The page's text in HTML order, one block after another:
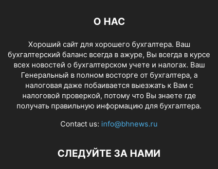
О НАС
Хороший сайт для хорошего бухгалтера. Ваш
бухгалтерский баланс всегда в ажуре, Вы всегда в курсе
всех новостей о бухгалтерском учете и налогах. Ваш
Генеральный в полном восторге от бухгалтера, а
налоговая даже побаивается выезжать к Вам с
налоговой проверкой, потому что Вы знаете где
получать правильную информацию для бухгалтера.
Contact us: info@bhnews.ru
СЛЕДУЙТЕ ЗА НАМИ